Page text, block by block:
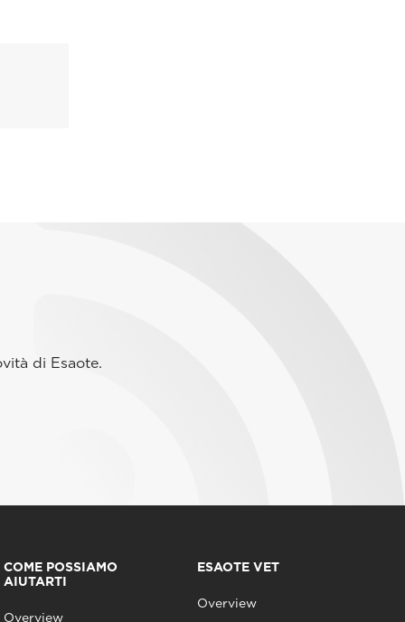
di Esaote.
COME POSSIAMO
AIUTARTI
Overview
ESAOTE VET
Overview